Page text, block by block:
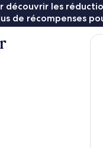
découvrir les
de récompenses